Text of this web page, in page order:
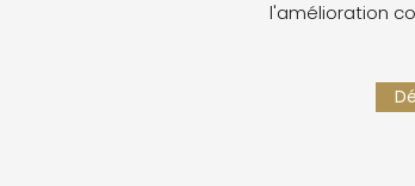
l'amélioration